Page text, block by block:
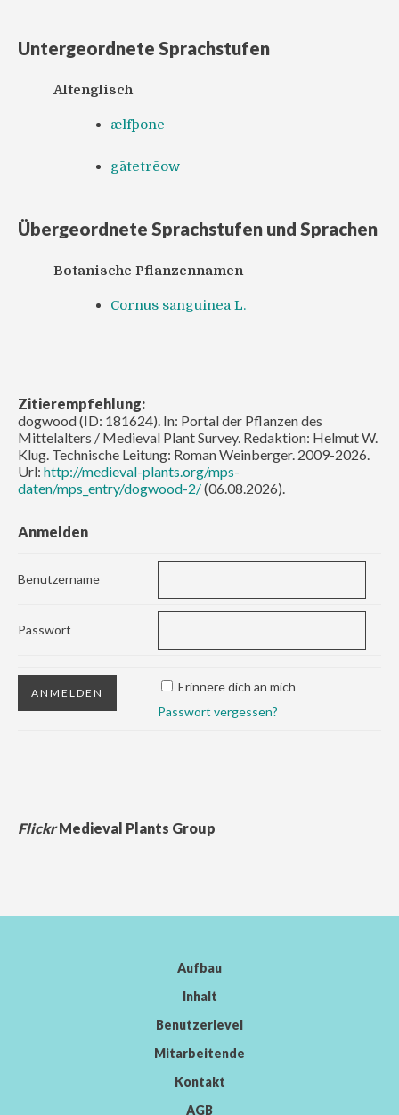
Untergeordnete Sprachstufen
Altenglisch
ælfþone
gātetrēow
Übergeordnete Sprachstufen und Sprachen
Botanische Pflanzennamen
Cornus sanguinea L.
Zitierempfehlung:
dogwood (ID: 181624). In: Portal der Pflanzen des
Mittelalters / Medieval Plant Survey. Redaktion: Helmut W.
Klug. Technische Leitung: Roman Weinberger. 2009-2026.
Url: http://medieval-plants.org/mps-
daten/mps_entry/dogwood-2/(06.08.2026).
Anmelden
Benutzername
Passwort
Erinnere dich an mich
Passwort vergessen?
FlickrMedieval Plants Group
Aufbau
Inhalt
Benutzerlevel
Mitarbeitende
Kontakt
AGB